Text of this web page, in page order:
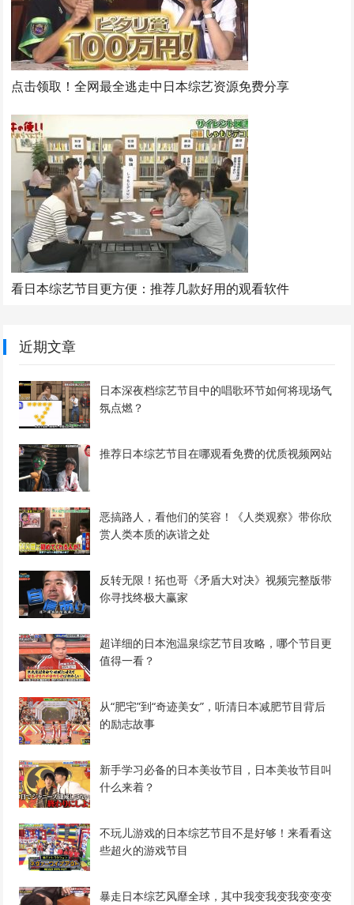
点击领取！全网最全逃走中日本综艺资源免费分享
看日本综艺节目更方便：推荐几款好用的观看软件
近期文章
日本深夜档综艺节目中的唱歌环节如何将现场气
氛点燃？
推荐日本综艺节目在哪观看免费的优质视频网站
恶搞路人，看他们的笑容！《人类观察》带你欣
赏人类本质的诙谐之处
反转无限！拓也哥《矛盾大对决》视频完整版带
你寻找终极大赢家
超详细的日本泡温泉综艺节目攻略，哪个节目更
值得一看？
从“肥宅”到“奇迹美女”，听清日本减肥节目背后
的励志故事
新手学习必备的日本美妆节目，日本美妆节目叫
什么来着？
不玩儿游戏的日本综艺节目不是好够！来看看这
些超火的游戏节目
暴走日本综艺风靡全球，其中我变我变我变变变